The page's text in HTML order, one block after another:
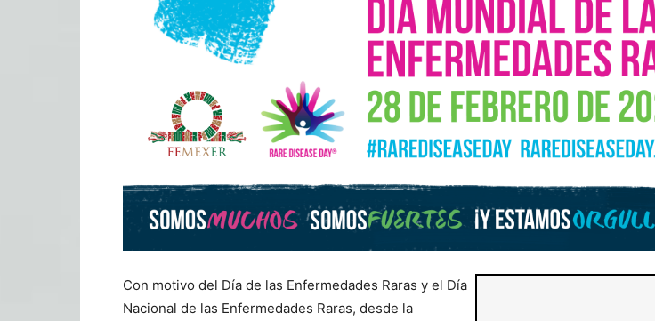
Con motivo del Día de las Enfermedades Raras y el Día
Nacional de las Enfermedades Raras, desde la